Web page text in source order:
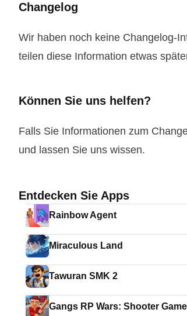
Changelog
Wir haben noch keine Changelog-
teilen diese Information etwas
Können Sie uns helfen?
Falls Sie Informationen zum
und lassen Sie uns wissen.
Entdecken Sie Apps
Rainbow Agent
Miraculous Land
Tawuran SMK 2
Gangs RP Wars: Shooter Game